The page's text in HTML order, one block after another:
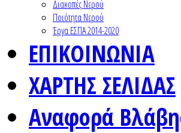
Διακοπές Νερού
Ποιότητα Νερού
Έργα ΕΣΠΑ 2014-2020
ΕΠΙΚΟΙΝΩΝΙΑ
ΧΑΡΤΗΣ ΣΕΛΙΔΑΣ
Αναφορά